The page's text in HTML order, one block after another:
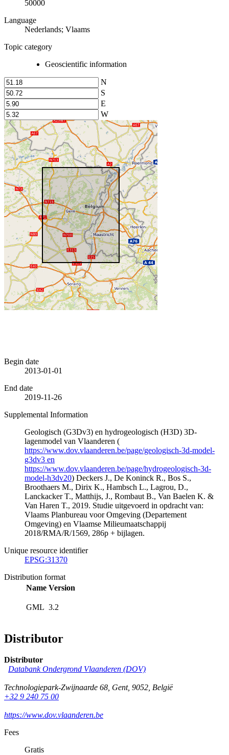
50000
Language
Nederlands; Vlaams
Topic category
Geoscientific information
N
S
E
W
Begin date
2013-01-01
End date
2019-11-26
Supplemental Information
Geologisch (G3Dv3) en hydrogeologisch (H3D) 3D-
lagenmodel van Vlaanderen (
https://www.dov.vlaanderen.be/page/geologisch-3d-model-
g3dv3 en
https://www.dov.vlaanderen.be/page/hydrogeologisch-3d-
model-h3dv20) Deckers J., De Koninck R., Bos S.,
Broothaers M., Dirix K., Hambsch L., Lagrou, D.,
Lanckacker T., Matthijs, J., Rombaut B., Van Baelen K. &
Van Haren T., 2019. Studie uitgevoerd in opdracht van:
Vlaams Planbureau voor Omgeving (Departement
Omgeving) en Vlaamse Milieumaatschappij
2018/RMA/R/1569, 286p + bijlagen.
Unique resource identifier
EPSG:31370
Distribution format
Name Version
GML 3.2
Distributor
Distributor
Databank Ondergrond Vlaanderen (DOV)
Technologiepark-Zwijnaarde 68, Gent, 9052, België
+32 9 240 75 00
https://www.dov.vlaanderen.be
Fees
Gratis